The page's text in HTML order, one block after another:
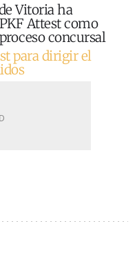
Vitoria ha
Attest como
concursal
para dirigir el